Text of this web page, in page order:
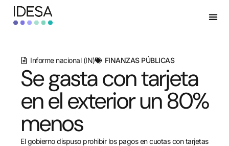
Informe nacional (IN) FINANZAS PÚBLICAS
Se gasta con tarjeta
en el exterior un 80%
menos
El gobierno dispuso prohibir los pagos en cuotas con tarjetas